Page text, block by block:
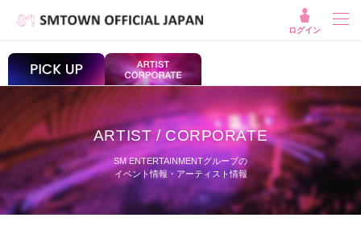
ログイン
ARTIST / CORPORATE
SM ENTERTAINMENTグループの
イベント情報・アーティスト情報